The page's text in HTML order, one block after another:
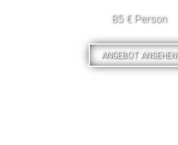
85 € Person
ANGEBOT ANSEHEN